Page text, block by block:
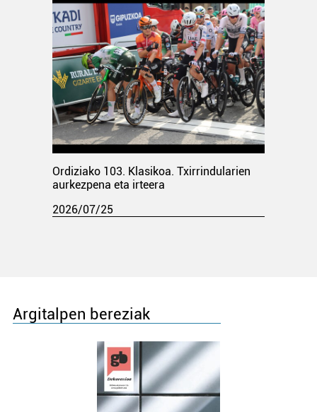
Ordiziako 103. Klasikoa. Txirrindularien
aurkezpena eta irteera
2026/07/25
Argitalpen bereziak